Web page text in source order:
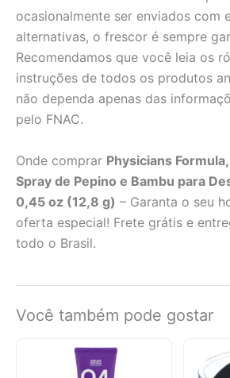
ocasionalmente ser enviados com
alternativas, o frescor é sempre
Recomendamos que você leia os
instruções de todos os produtos
não dependa apenas das
pelo FNAC.
Onde comprar Physicians
Spray de Pepino e Bambu para
0,45 oz (12,8 g) – Garanta o seu
oferta especial! Frete grátis e
todo o Brasil.
Você também pode gostar